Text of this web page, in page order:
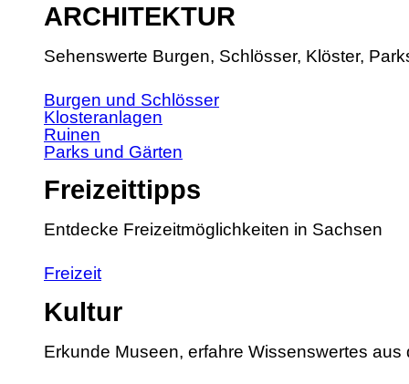
ARCHITEKTUR
Sehenswerte Burgen, Schlösser, Klöster,
Burgen und Schlösser
Klosteranlagen
Ruinen
Parks und Gärten
Freizeittipps
Entdecke Freizeitmöglichkeiten in Sachsen
Freizeit
Kultur
Erkunde Museen, erfahre Wissenswertes